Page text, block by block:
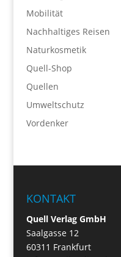
Mobilität
Nachhaltiges Reisen
Naturkosmetik
Quell-Shop
Quellen
Umweltschutz
Vordenker
KONTAKT
Quell Verlag GmbH
Saalgasse 12
60311 Frankfurt